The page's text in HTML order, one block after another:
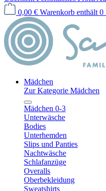
0,00 € Warenkorb enthält
Mädchen
Zur Kategorie Mädchen
Mädchen 0-3
Unterwäsche
Bodies
Unterhemden
Slips und Panties
Nachtwäsche
Schlafanzüge
Overalls
Oberbekleidung
Sweatshirts